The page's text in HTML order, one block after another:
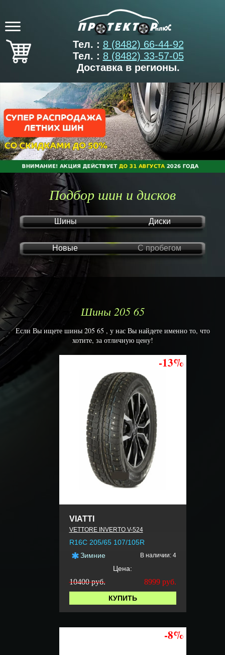
Тел. : 8 (8482) 66-44-92
Тел. : 8 (8482) 33-57-05
Доставка в регионы.
Подбор шин и дисков
Шины Диски
Новые С пробегом
Шины 205 65
Если Вы ищете шины 205 65 , у нас Вы найдете именно то, что
хотите, за отличную цену!
-13%
VIATTI
VETTORE INVERTO V-524
R16C 205/65 107/105R
Зимние
В наличии: 4
Цена:
10400 руб. 8999 руб.
КУПИТЬ
-8%